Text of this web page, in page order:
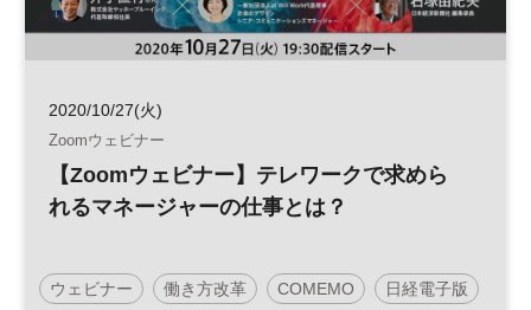
2020/10/27(火)
Zoomウェビナー
【Zoomウェビナー】テレワークで求めら
れるマネージャーの仕事とは？
ウェビナー 働き方改革 COMEMO 日経電子版